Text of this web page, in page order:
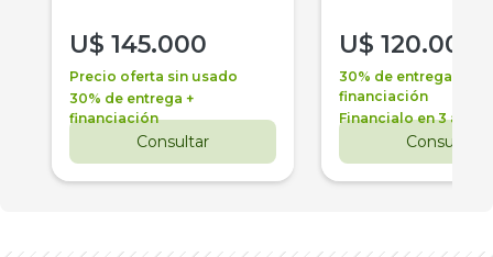
U$ 145.000
Precio oferta sin usado
30% de entrega +
financiación
Consultar
U$ 120.000
30% de entrega +
financiación
Financialo en 3 años
Consultar